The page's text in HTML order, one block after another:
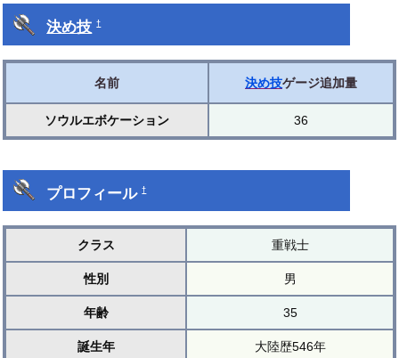
決め技 †
名前 決め技ゲージ追加量
ソウルエボケーション 36
プロフィール†
クラス 重戦士
性別 男
年齢 35
誕生年 大陸歴546年